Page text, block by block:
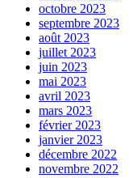
octobre 2023
septembre 2023
août 2023
juillet 2023
juin 2023
mai 2023
avril 2023
mars 2023
février 2023
janvier 2023
décembre 2022
novembre 2022